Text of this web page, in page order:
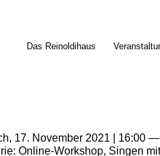
Das Reinoldihaus
17 November 2021 16:00
Online-Workshop Singen